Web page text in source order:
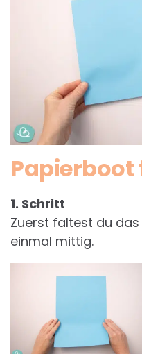
Papierboot
1. Schritt
Zuerst faltest du
einmal mittig.